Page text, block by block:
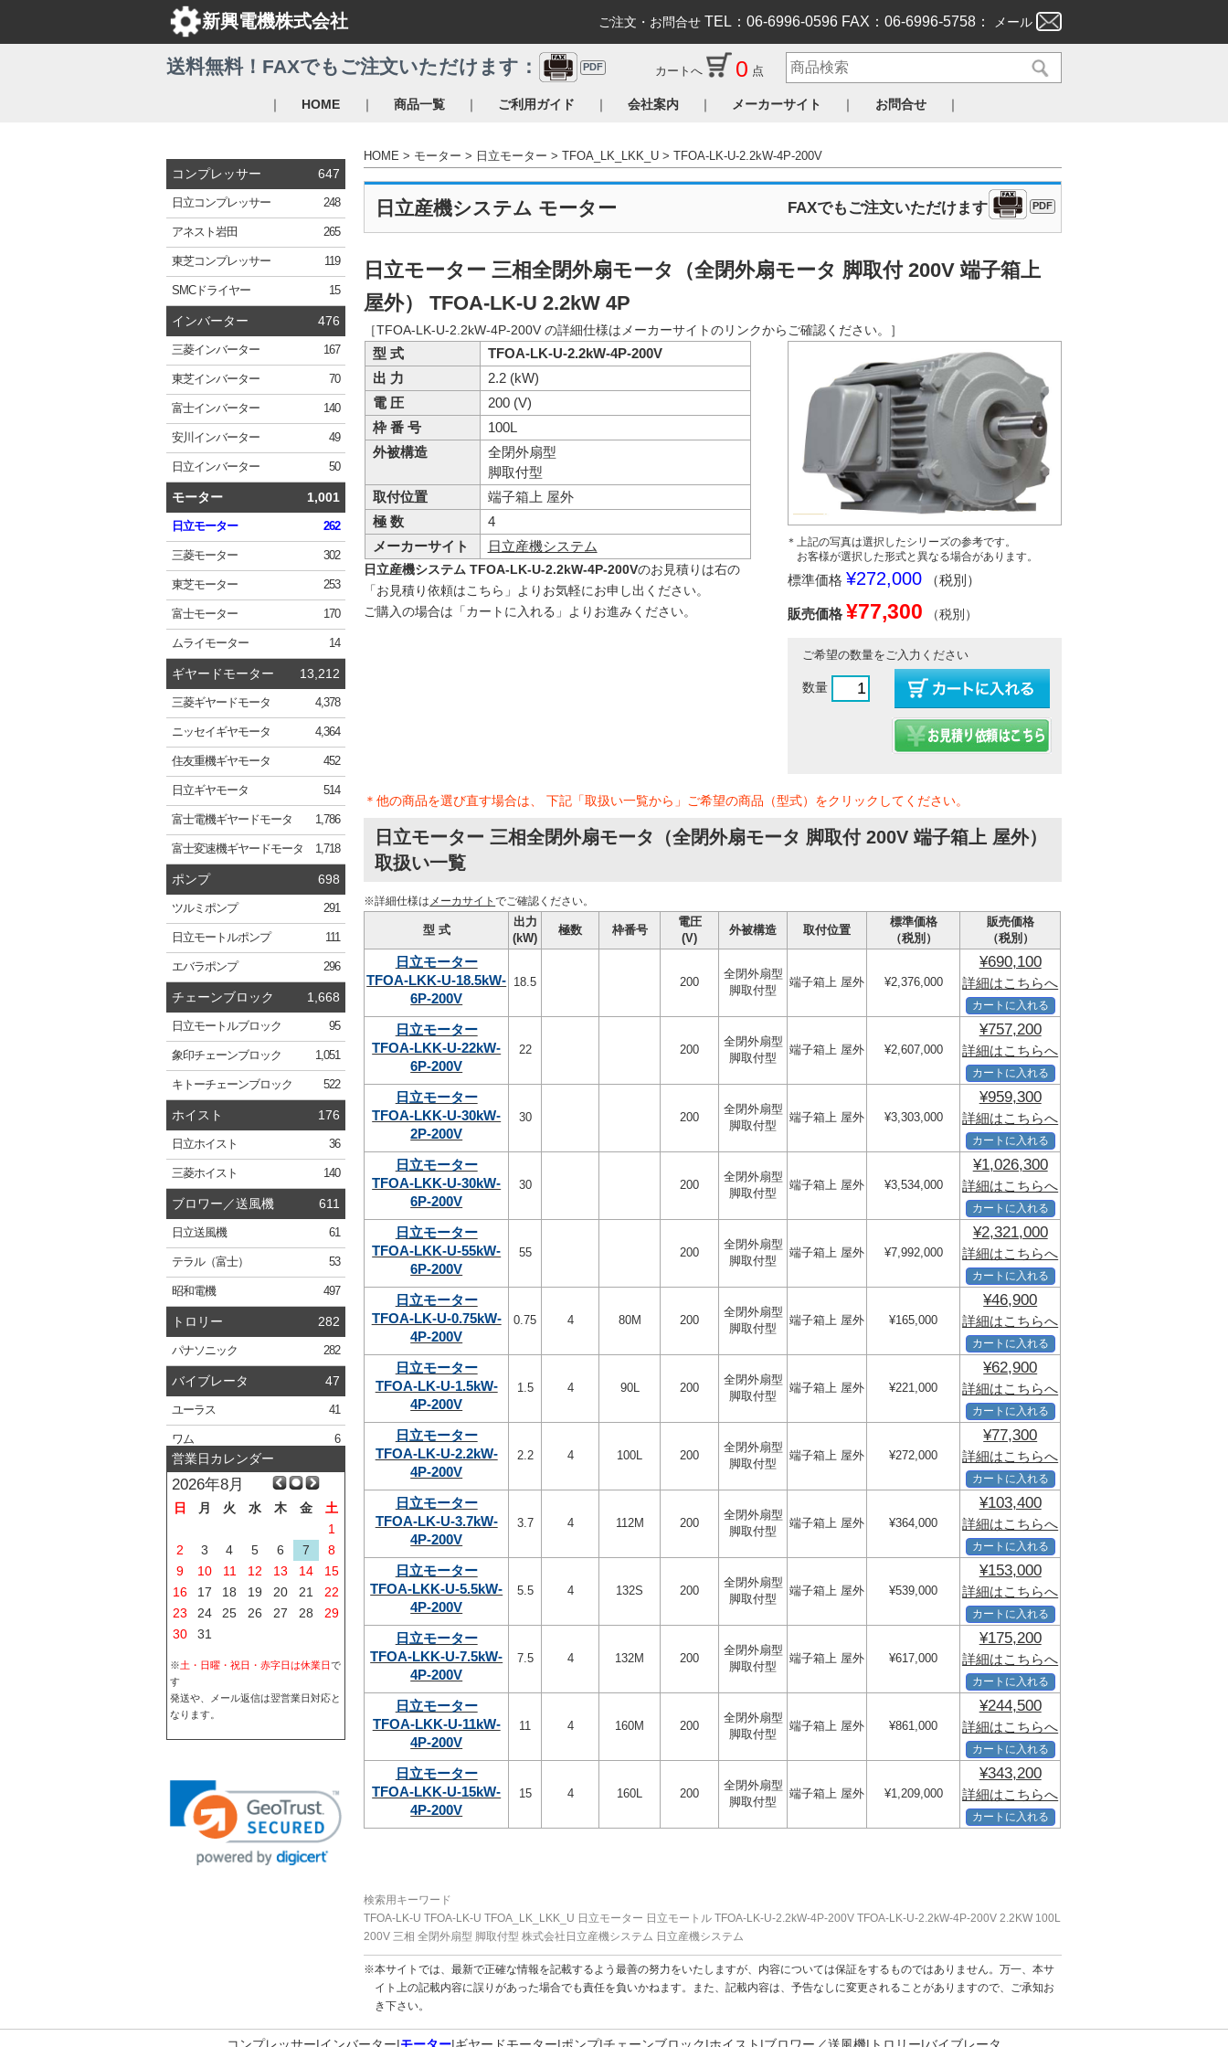
新興電機株式会社 ご注文・お問合せ TEL：06-6996-0596 FAX：06-6996-5758： メール
｜ HOME ｜ 商品一覧 ｜ ご利用ガイド ｜ 会社案内 ｜ メーカーサイト ｜ お問合せ ｜
コンプレッサー 647
日立コンプレッサー 248
アネスト岩田 265
東芝コンプレッサー 119
SMCドライヤー 15
インバーター 476
三菱インバーター 167
東芝インバーター 70
富士インバーター 140
安川 インバーター 49
日立インバーター 50
モーター 1,001
日立モーター 262
三菱モーター 302
東芝モーター 253
富士モーター 170
ムライモーター 14
ギヤードモーター 13,212
三菱ギヤードモータ 4,378
ニッセイギヤモータ 4,364
住友重機ギヤモータ 452
日立ギヤモータ 514
富士電機ギヤードモータ 1,786
富士変速機ギヤードモータ 1,718
ポンプ 698
ツルミ ポンプ 291
日立モートルポンプ 111
エバラポンプ 296
チェーンブロック 1,668
日立モートルブロック 95
象印チェーンブロック 1,051
キトーチェーンブロック 522
ホイスト 176
日立ホイスト 36
三菱ホイスト 140
ブロワー／送風機 611
日立送風機 61
テラル（富士） 53
昭和電機 497
トロリー 282
パナソニック 282
バイブレータ 47
ユーラス 41
ワム 6
営業日カレンダー
2026年8月
日 月 火 水 木 金
土
1
2
3 4 5 6 7
8
9
10 11 12 13 14
15
16
17 18 19 20 21
22
23
24 25 26 27 28
29
30
31
※土・日曜・祝日・赤字日は休業日で
す
発送や、メール返信は翌営業日対応と
なります。
送料無料！FAXでもご注文いただけます： PDF カートへ 0 点
HOME モーター 日立モーター TFOA_LK_LKK_U TFOA-LK-U-2.2kW-4P-200V
日立産機システム モーター FAXでもご注文いただけます PDF
日立モーター 三相全閉外扇モータ（全閉外扇モータ 脚取付 200V 端子箱上
屋外） TFOA-LK-U 2.2kW 4P
［TFOA-LK-U-2.2kW-4P-200V の詳細仕様はメーカーサイトのリンクからご確認ください。］
＊上記の写真は選択したシリーズの参考です。
お客様が選択した形式と異なる場合があります。
標準価格 ¥272,000 （税別）
販売価格 ¥77,300 （税別）
ご希望の数量をご入力ください
数量
型 式
TFOA-LK-U-2.2kW-4P-200V
出 力
2.2 (kW)
電 圧
200 (V)
枠 番 号
100L
外被構造
全閉外扇型
脚取付型
取付位置
端子箱上 屋外
極 数
4
メーカーサイト
日立産機システム
日立産機システム TFOA-LK-U-2.2kW-4P-200Vのお見積りは右の
「お見積り依頼はこちら」よりお気軽にお申し出ください。
ご購入の場合は「カートに入れる」よりお進みください。
＊他の商品を選び直す場合は、 下記「取扱い一覧から」ご希望の商品（型式）をクリックしてください。
日立モーター 三相全閉外扇モータ（全閉外扇モータ 脚取付 200V 端子箱上 屋外）
取扱い一覧
※詳細仕様は メーカサイトでご確認ください。
型 式
出力
(kW)
極数 枠番号
電圧
(V)
外被構造 取付位置
標準価格
（税別）
販売価格
（税別）
日立モーター
TFOA-LKK-U-18.5kW-
6P-200V
18.5 200
全閉外扇型
脚取付型
端子箱上 屋外 ¥2,376,000
¥690,100
詳細はこちらへ
カートに入れる
日立モーター
TFOA-LKK-U-22kW-
6P-200V
22 200
全閉外扇型
脚取付型
端子箱上 屋外 ¥2,607,000
¥757,200
詳細はこちらへ
カートに入れる
日立モーター
TFOA-LKK-U-30kW-
2P-200V
30 200
全閉外扇型
脚取付型
端子箱上 屋外 ¥3,303,000
¥959,300
詳細はこちらへ
カートに入れる
日立モーター
TFOA-LKK-U-30kW-
6P-200V
30 200
全閉外扇型
脚取付型
端子箱上 屋外 ¥3,534,000
¥1,026,300
詳細はこちらへ
カートに入れる
日立モーター
TFOA-LKK-U-55kW-
6P-200V
55 200
全閉外扇型
脚取付型
端子箱上 屋外 ¥7,992,000
¥2,321,000
詳細はこちらへ
カートに入れる
日立モーター
TFOA-LK-U-0.75kW-
4P-200V
0.75 4 80M 200
全閉外扇型
脚取付型
端子箱上 屋外 ¥165,000
¥46,900
詳細はこちらへ
カートに入れる
日立モーター
TFOA-LK-U-1.5kW-
4P-200V
1.5 4 90L 200
全閉外扇型
脚取付型
端子箱上 屋外 ¥221,000
¥62,900
詳細はこちらへ
カートに入れる
日立モーター
TFOA-LK-U-2.2kW-
4P-200V
2.2 4 100L 200
全閉外扇型
脚取付型
端子箱上 屋外 ¥272,000
¥77,300
詳細はこちらへ
カートに入れる
日立モーター
TFOA-LK-U-3.7kW-
4P-200V
3.7 4 112M 200
全閉外扇型
脚取付型
端子箱上 屋外 ¥364,000
¥103,400
詳細はこちらへ
カートに入れる
日立モーター
TFOA-LKK-U-5.5kW-
4P-200V
5.5 4 132S 200
全閉外扇型
脚取付型
端子箱上 屋外 ¥539,000
¥153,000
詳細はこちらへ
カートに入れる
日立モーター
TFOA-LKK-U-7.5kW-
4P-200V
7.5 4 132M 200
全閉外扇型
脚取付型
端子箱上 屋外 ¥617,000
¥175,200
詳細はこちらへ
カートに入れる
日立モーター
TFOA-LKK-U-11kW-
4P-200V
11 4 160M 200
全閉外扇型
脚取付型
端子箱上 屋外 ¥861,000
¥244,500
詳細はこちらへ
カートに入れる
日立モーター
TFOA-LKK-U-15kW-
4P-200V
15 4 160L 200
全閉外扇型
脚取付型
端子箱上 屋外 ¥1,209,000
¥343,200
詳細はこちらへ
カートに入れる
検索用キーワード
TFOA-LK-U TFOA-LK-U TFOA_LK_LKK_U 日立モーター 日立モートル TFOA-LK-U-2.2kW-4P-200V TFOA-LK-U-2.2kW-4P-200V 2.2KW 100L
200V 三相 全閉外扇型 脚取付型 株式会社日立産機システム 日立産機システム
※本サイトでは、最新で正確な情報を記載するよう最善の努力をいたしますが、内容については保証をするものではありません。万一、本サ
イト上の記載内容に誤りがあった場合でも責任を負いかねます。また、記載内容は、予告なしに変更されることがありますので、ご承知お
き下さい。
コンプレッサー インバーター モーター ギヤードモーター ポンプ チェーンブロック ホイスト ブロワー／送風機 トロリー バイブレータ